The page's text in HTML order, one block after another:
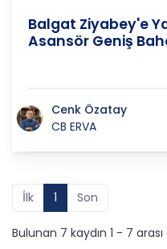
Balgat Ziyabey'e
Asansör Geniş
Cenk Özatay
CB ERVA
İlk 1 Son
Bulunan 7 kaydın 1 - 7